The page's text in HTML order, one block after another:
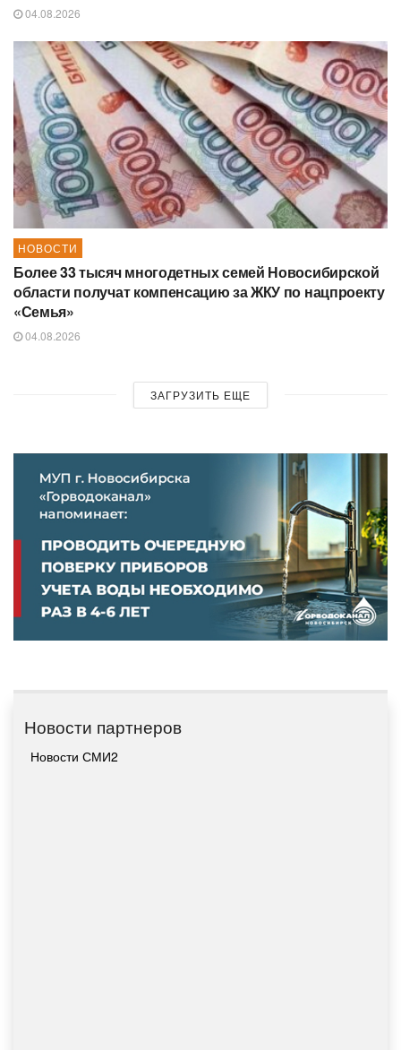
04.08.2026
НОВОСТИ
Более 33 тысяч многодетных семей Новосибирской
области получат компенсацию за ЖКУ по нацпроекту
«Семья»
04.08.2026
ЗАГРУЗИТЬ ЕЩЕ
Новости партнеров
Новости СМИ2